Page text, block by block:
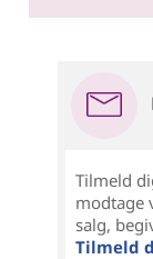
Tilmeld
modtage
salg,
Tilmeld